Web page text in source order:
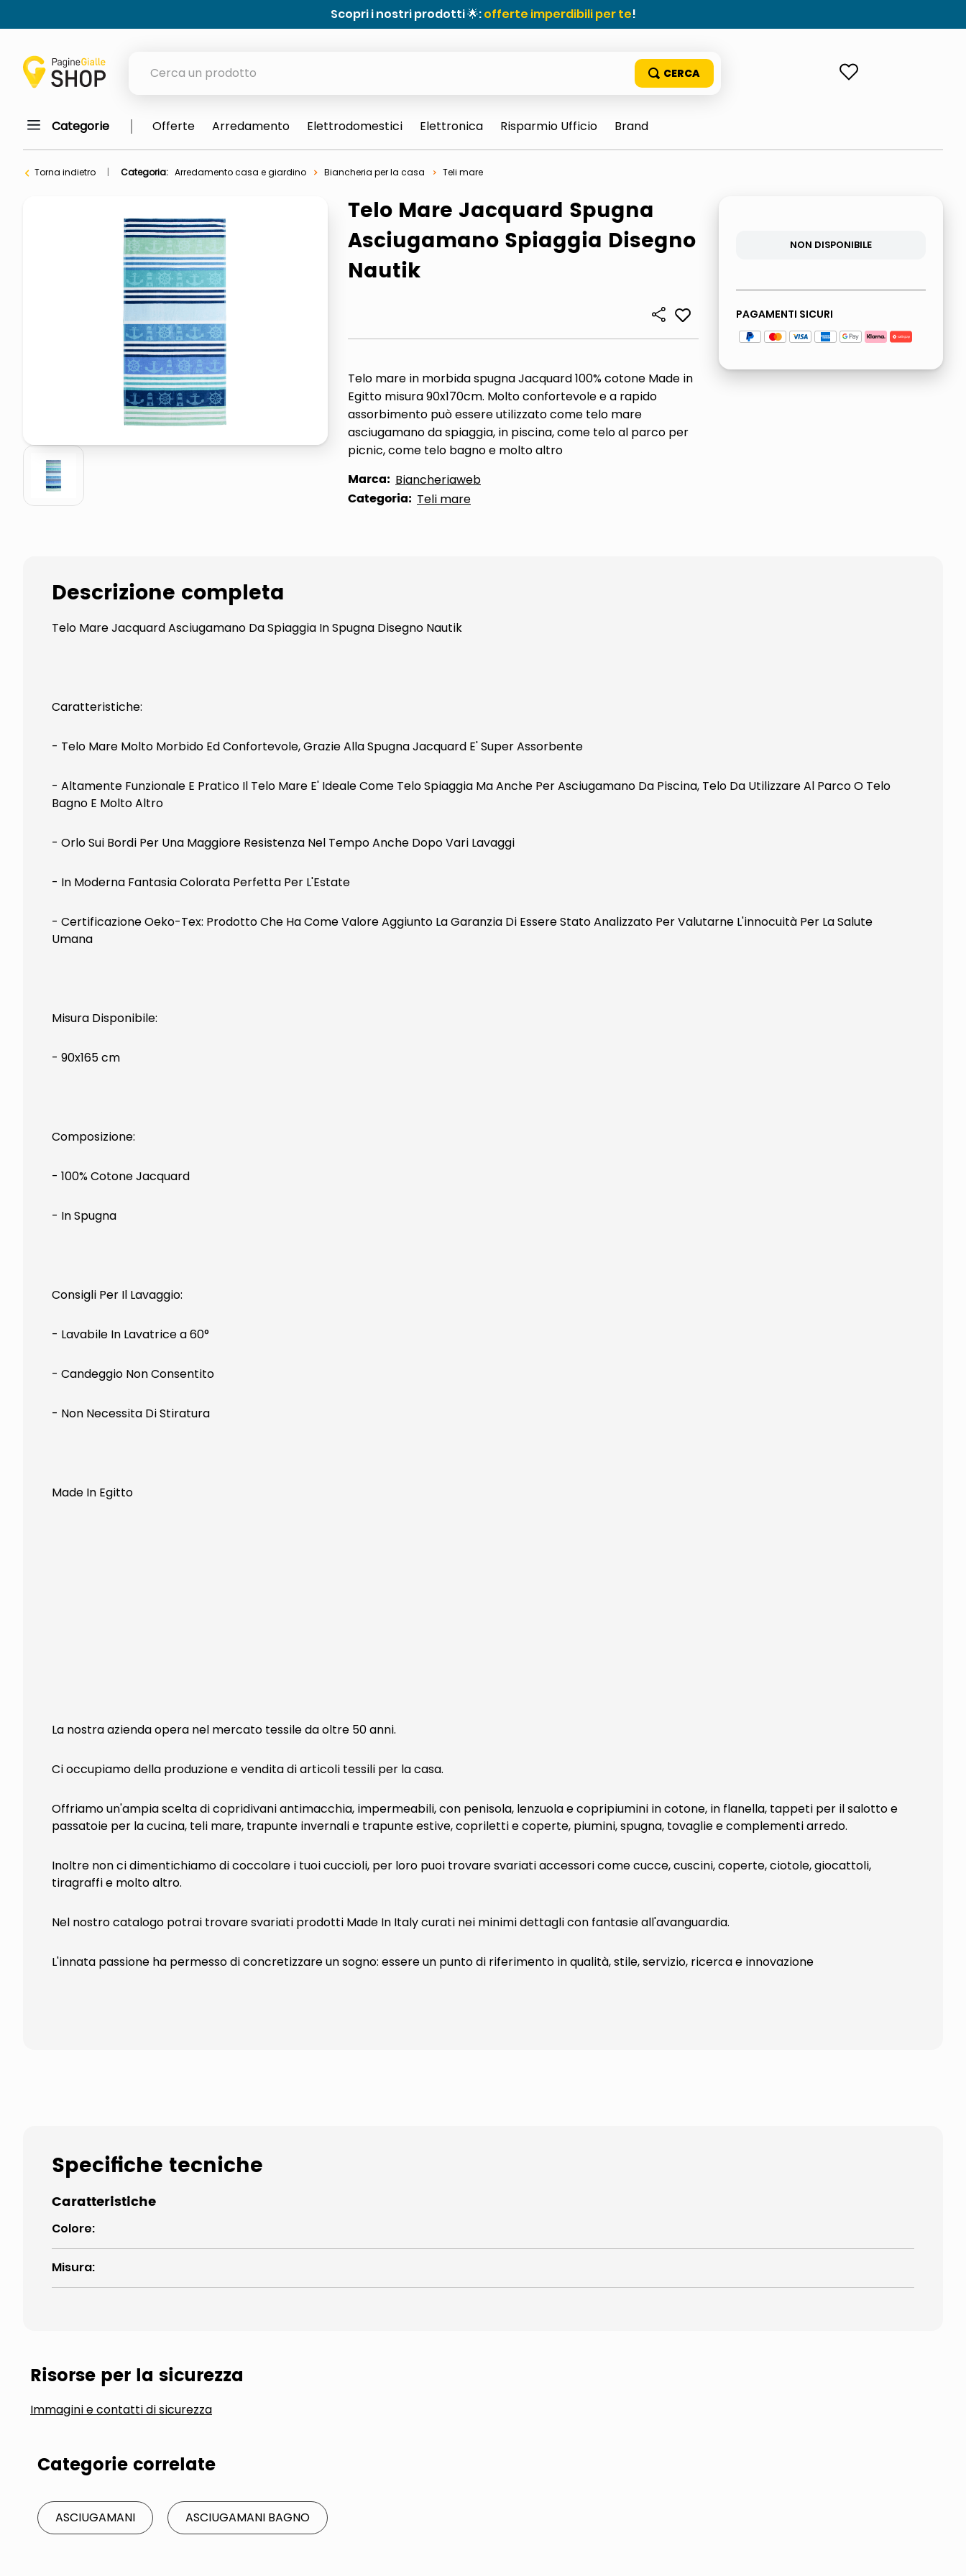
Scopri i nostri prodotti 🌟:offerte imperdibili per te!
meme
elenco
ombrelloni
italia independent occhiali sole 0703 thin rotondo sun
lucidatrice pavimenti
elenco telefonico
pattumiera raccolta differenziata
asciuga capelli spazzola
Categorie Offerte Arredamento Elettrodomestici Elettronica Risparmio Ufficio Brand
Torna indietro Categoria: Arredamento casa e giardino Biancheria per la casa Teli mare
Telo Mare Jacquard Spugna
Asciugamano Spiaggia Disegno
Nautik
Telo mare in morbida spugna Jacquard 100% cotone Made in
Egitto misura 90x170cm. Molto confortevole e a rapido
assorbimento può essere utilizzato come telo mare
asciugamano da spiaggia, in piscina, come telo al parco per
picnic, come telo bagno e molto altro
Marca: Biancheriaweb
Categoria: Teli mare
NON DISPONIBILE
PAGAMENTI SICURI
Descrizione completa
Telo Mare Jacquard Asciugamano Da Spiaggia In Spugna Disegno Nautik
Caratteristiche:
- Telo Mare Molto Morbido Ed Confortevole, Grazie Alla Spugna Jacquard E' Super Assorbente
- Altamente Funzionale E Pratico Il Telo Mare E' Ideale Come Telo Spiaggia Ma Anche Per Asciugamano Da Piscina, Telo Da Utilizzare Al Parco O Telo
Bagno E Molto Altro
- Orlo Sui Bordi Per Una Maggiore Resistenza Nel Tempo Anche Dopo Vari Lavaggi
- In Moderna Fantasia Colorata Perfetta Per L'Estate
- Certificazione Oeko-Tex: Prodotto Che Ha Come Valore Aggiunto La Garanzia Di Essere Stato Analizzato Per Valutarne L'innocuità Per La Salute
Umana
Misura Disponibile:
- 90x165 cm
Composizione:
- 100% Cotone Jacquard
- In Spugna
Consigli Per Il Lavaggio:
- Lavabile In Lavatrice a 60°
- Candeggio Non Consentito
- Non Necessita Di Stiratura
Made In Egitto
La nostra azienda opera nel mercato tessile da oltre 50 anni.
Ci occupiamo della produzione e vendita di articoli tessili per la casa.
Offriamo un'ampia scelta di copridivani antimacchia, impermeabili, con penisola, lenzuola e copripiumini in cotone, in flanella, tappeti per il salotto e
passatoie per la cucina, teli mare, trapunte invernali e trapunte estive, copriletti e coperte, piumini, spugna, tovaglie e complementi arredo.
Inoltre non ci dimentichiamo di coccolare i tuoi cuccioli, per loro puoi trovare svariati accessori come cucce, cuscini, coperte, ciotole, giocattoli,
tiragraffi e molto altro.
Nel nostro catalogo potrai trovare svariati prodotti Made In Italy curati nei minimi dettagli con fantasie all'avanguardia.
L'innata passione ha permesso di concretizzare un sogno: essere un punto di riferimento in qualità, stile, servizio, ricerca e innovazione
Specifiche tecniche
Caratteristiche
Colore:
Misura:
Risorse per la sicurezza
Immagini e contatti di sicurezza
Categorie correlate
ASCIUGAMANI ASCIUGAMANI BAGNO